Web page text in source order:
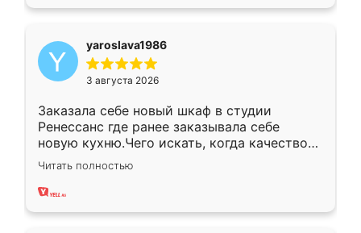
yaroslava1986
3 августа 2026
Заказала себе новый шкаф в студии
Ренессанс где ранее заказывала себе
новую кухню.Чего искать, когда качеством
вполне довольна. Служит кухня уже почти
два года, нареканий нет.
Читать полностью